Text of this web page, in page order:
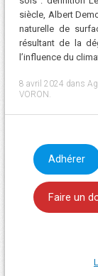
siècle, Albert
naturelle de
résultant de la
l’influence du
8 avril 2024 dans
VORON
Adhérer
Faire un